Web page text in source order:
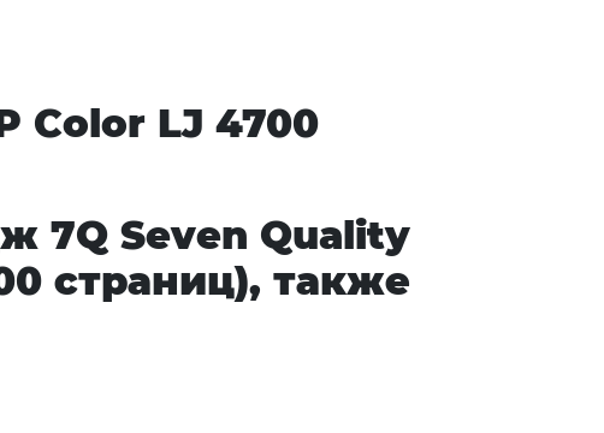
Color LJ 4700
7Q Seven Quality
страниц), также